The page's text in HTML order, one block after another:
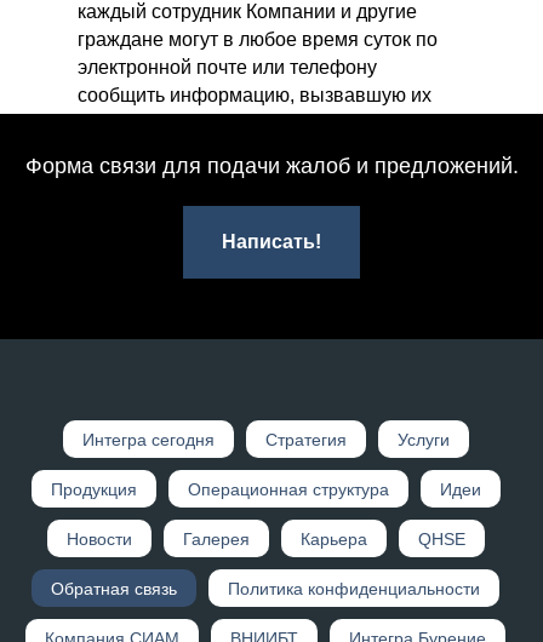
каждый сотрудник Компании и другие
граждане могут в любое время суток по
электронной почте или телефону
сообщить информацию, вызвавшую их
Тел.:+7 916 993 75 20
ykladov@integra.ru
Форма связи для подачи жалоб и предложений.
Написать!
Интегр а сегодня Стратегия Услуги
Продукция Операционная структура Идеи
Новости Галерея Карьера QHSE
Обратная связь Политика конфиденциальности